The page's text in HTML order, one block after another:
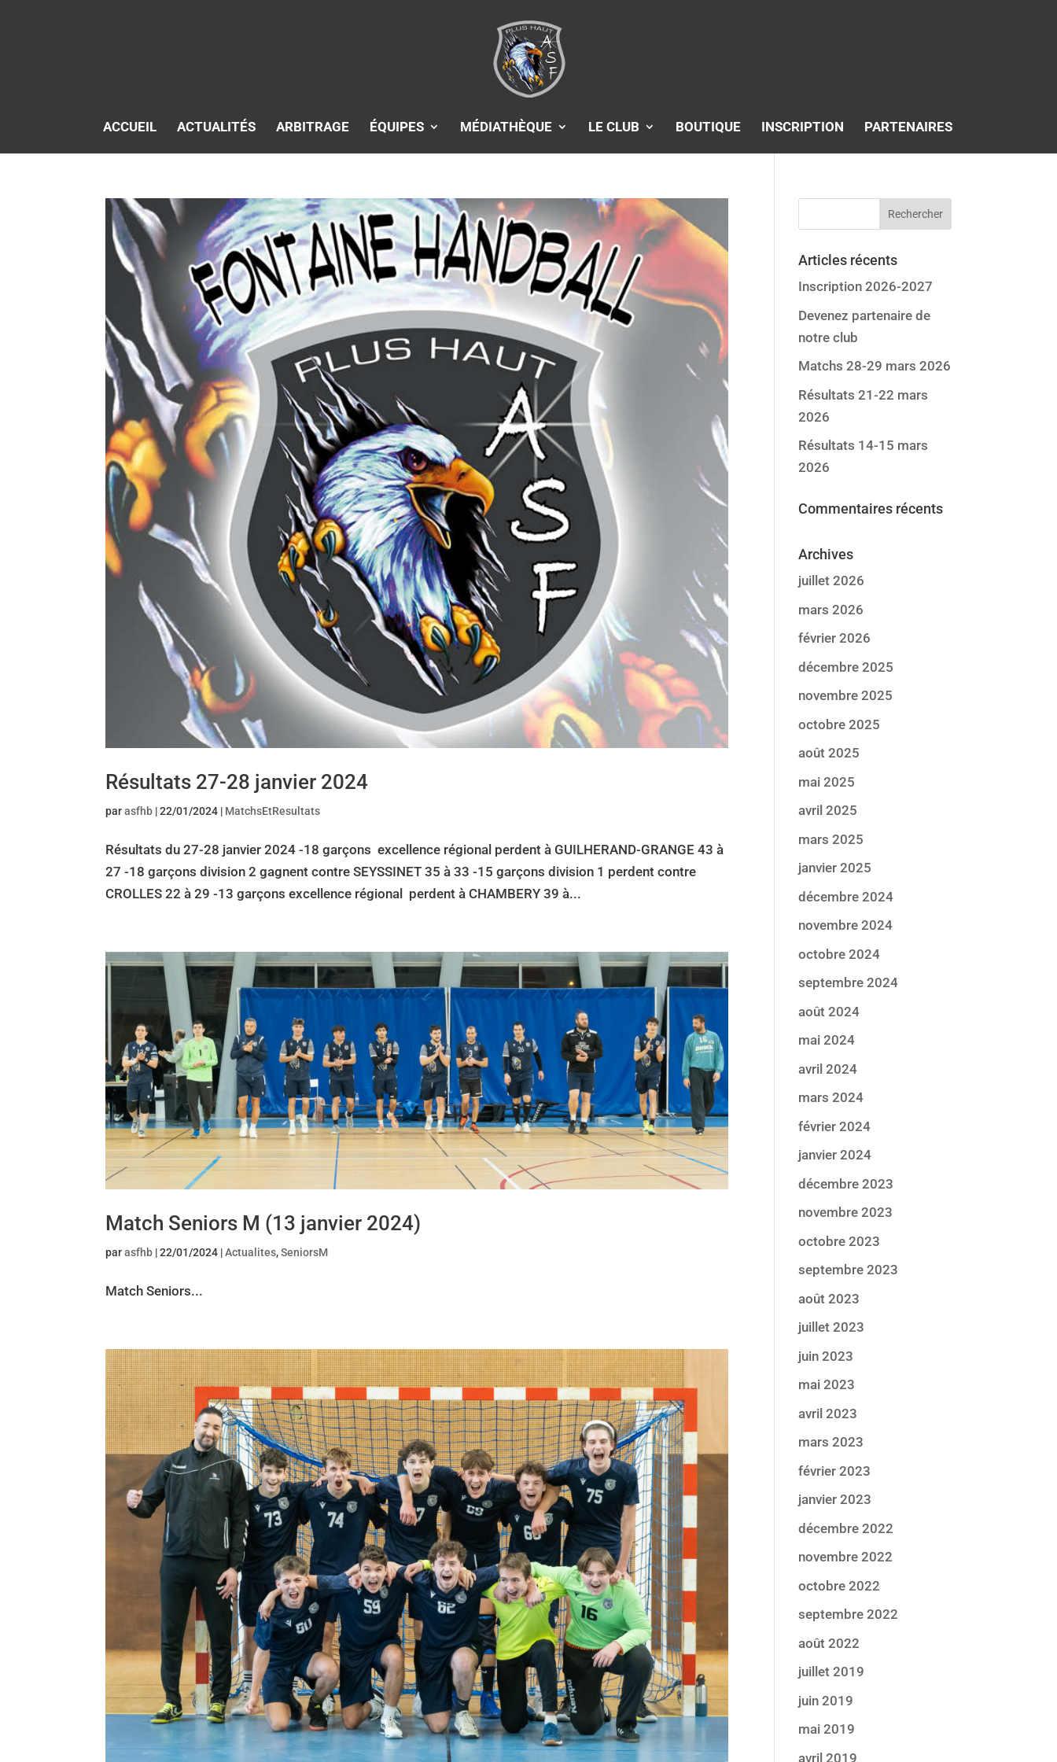
ACCUEIL ACTUALITÉS ARBITRAGE ÉQUIPES MÉDIATHÈQUE LE CLUB BOUTIQUE INSCRIPTION PARTENAIRES
Résultats 27-28 janvier 2024
parasfhb |22/01/2024 | MatchsEtResultats
Résultats du 27-28 janvier 2024 -18 garçons excellence régional perdent à GUILHERAND-GRANGE 43 à
27 -18 garçons division 2 gagnent contre SEYSSINET 35 à 33 -15 garçons division 1 perdent contre
CROLLES 22 à 29 -13 garçons excellence régional perdent à CHAMBERY 39 à...
Match Seniors M (13 janvier 2024)
parasfhb |22/01/2024 |Actualites,SeniorsM
Match Seniors...
Articles récents
Inscription 2026-2027
Devenez partenaire de
notre club
Matchs 28-29 mars 2026
Résultats 21-22 mars
2026
Résultats 14-15 mars
2026
Commentaires récents
Archives
juillet 2026
mars 2026
février 2026
décembre 2025
novembre 2025
octobre 2025
août 2025
mai 2025
avril 2025
mars 2025
janvier 2025
décembre 2024
novembre 2024
octobre 2024
septembre 2024
août 2024
mai 2024
avril 2024
mars 2024
février 2024
janvier 2024
décembre 2023
novembre 2023
octobre 2023
septembre 2023
août 2023
juillet 2023
juin 2023
mai 2023
avril 2023
mars 2023
février 2023
janvier 2023
décembre 2022
novembre 2022
octobre 2022
septembre 2022
août 2022
juillet 2019
juin 2019
mai 2019
avril 2019